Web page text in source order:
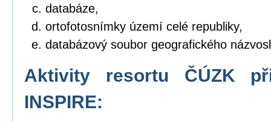
databáze,
ortofotosnímky území celé republiky,
databázový soubor geografického
Aktivity resortu ČÚZK
INSPIRE: